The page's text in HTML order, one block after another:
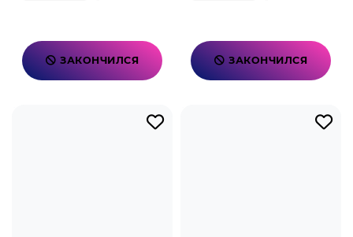
ЗАКОНЧИЛСЯ ЗАКОНЧИЛСЯ